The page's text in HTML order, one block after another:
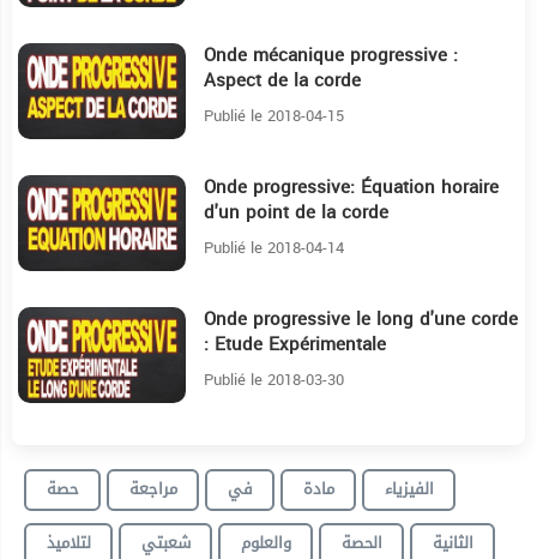
15:49 Onde mécanique progressive :
Aspect de la corde
Publié le 2018-04-15
29:21 Onde progressive: Équation horaire
d'un point de la corde
Publié le 2018-04-14
7:29 Onde progressive le long d'une corde
: Etude Expérimentale
Publié le 2018-03-30
حصة مراجعة في مادة
الفيزياء
لتلاميذ
شعبتي والعلوم الحصة
الثانية